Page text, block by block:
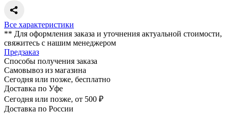
Все характеристики
** Для оформления заказа и уточнения актуальной стоимости,
свяжитесь с нашим менеджером
Предзаказ
Способы получения заказа
Самовывоз из магазина
Сегодня или позже, бесплатно
Доставка по Уфе
Сегодня или позже, от 500 ₽
Доставка по России